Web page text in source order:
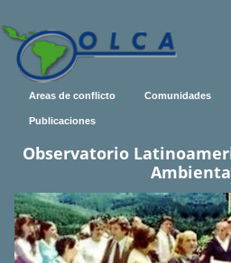
Areas de conflicto Comunidades
Publicaciones
Observatorio